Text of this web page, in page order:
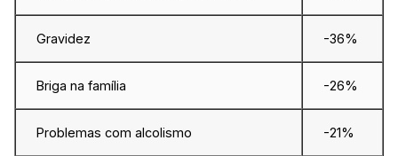
Gravidez -36%
Briga na família -26%
Problemas com alcolismo -21%